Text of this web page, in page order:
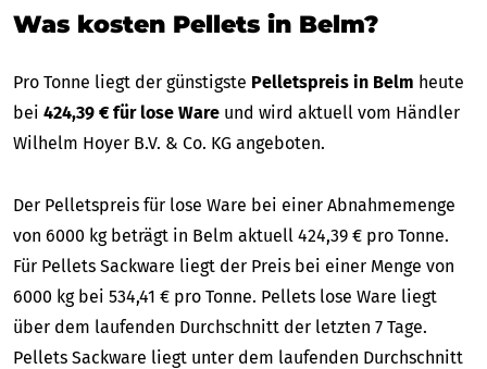
Was kosten Pellets in Belm?
Pro Tonne liegt der günstigste Pelletspreis in Belm heute
bei 424,39 € für lose Ware und wird aktuell vom Händler
Wilhelm Hoyer B.V. & Co. KG angeboten.
Der Pelletspreis für lose Ware bei einer Abnahmemenge
von 6000 kg beträgt in Belm aktuell 424,39 € pro Tonne.
Für Pellets Sackware liegt der Preis bei einer Menge von
6000 kg bei 534,41 € pro Tonne. Pellets lose Ware liegt
über dem laufenden Durchschnitt der letzten 7 Tage.
Pellets Sackware liegt unter dem laufenden Durchschnitt